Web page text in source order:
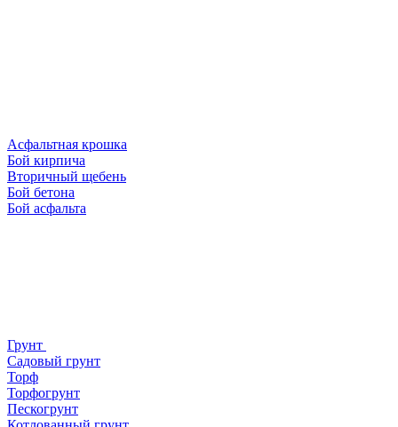
Асфальтная крошка
Бой кирпича
Вторичный щебень
Бой бетона
Бой асфальта
Грунт
Садовый грунт
Торф
Торфогрунт
Пескогрунт